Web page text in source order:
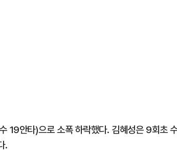
안타)으로 소폭 하락했다. 김혜성은 9회초
.